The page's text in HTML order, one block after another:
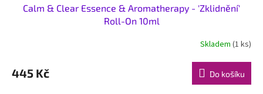
Calm & Clear Essence & Aromatherapy - 'Zklidnění'
Roll-On 10ml
Skladem (1 ks)
445 Kč Do košíku